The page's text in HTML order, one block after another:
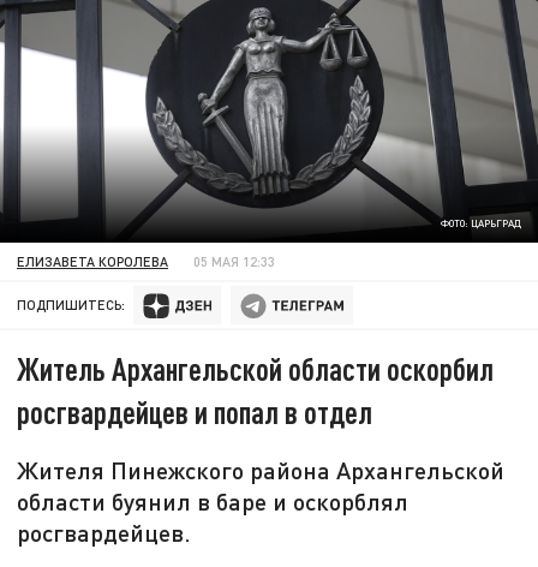
ФОТО: ЦАРЬГРАД
ЕЛИЗАВЕТА КОРОЛЕВА 05 МАЯ 12:33
ПОДПИШИТЕСЬ:
Житель Архангельской области оскорбил
росгвардейцев и попал в отдел
Жителя Пинежского района Архангельской
области буянил в баре и оскорблял
росгвардейцев.